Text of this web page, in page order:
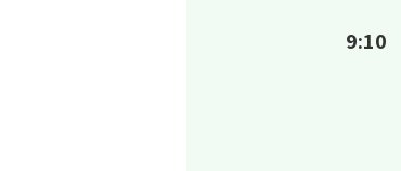
9:10